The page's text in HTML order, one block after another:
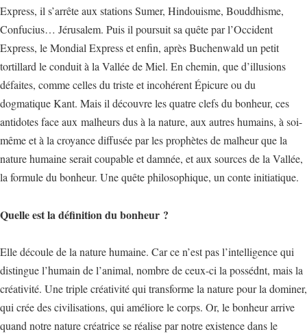
Express, il s’arrête aux stations Sumer, Hindouisme, Bouddhisme,
Confucius… Jérusalem. Puis il poursuit sa quête par l’Occident
Express, le Mondial Express et enfin, après Buchenwald un petit
tortillard le conduit à la Vallée de Miel. En chemin, que d’illusions
défaites, comme celles du triste et incohérent Épicure ou du
dogmatique Kant. Mais il découvre les quatre clefs du bonheur, ces
antidotes face aux malheurs dus à la nature, aux autres humains, à soi-
même et à la croyance diffusée par les prophètes de malheur que la
nature humaine serait coupable et damnée, et aux sources de la Vallée,
la formule du bonheur. Une quête philosophique, un conte initiatique.
Quelle est la définition du bonheur ?
Elle découle de la nature humaine. Car ce n’est pas l’intelligence qui
distingue l’humain de l’animal, nombre de ceux-ci la possédnt, mais la
créativité. Une triple créativité qui transforme la nature pour la dominer,
qui crée des civilisations, qui améliore le corps. Or, le bonheur arrive
quand notre nature créatrice se réalise par notre existence dans le